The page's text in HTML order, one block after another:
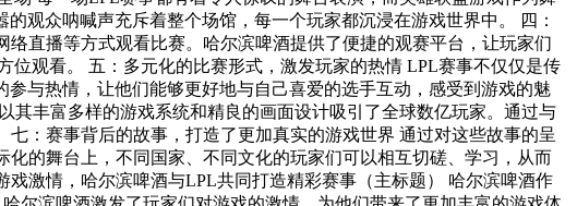
众呐喊声充斥着整个场馆，每一个玩家都沉浸在游戏世界中。 四：
事不仅仅是传
与热情，让他们能够更好地与自己喜爱的选手互动，感受到游戏的魅